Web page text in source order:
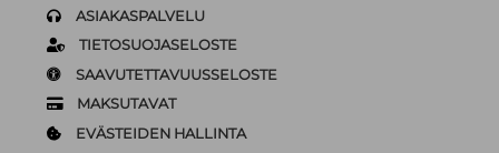
ASIAKASPALVELU
TIETOSUOJASELOSTE
SAAVUTETTAVUUSSELOSTE
MAKSUTAVAT
EVÄSTEIDEN HALLINTA